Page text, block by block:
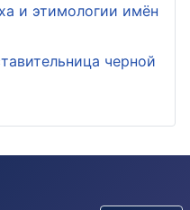
и этимологии имён
черной